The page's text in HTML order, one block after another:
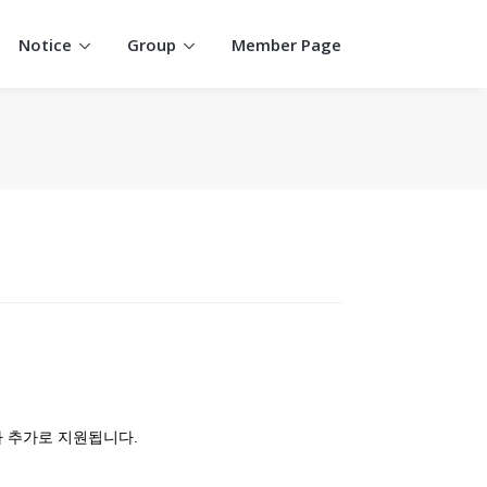
Notice Group Member Page
가로 지원됩니다.